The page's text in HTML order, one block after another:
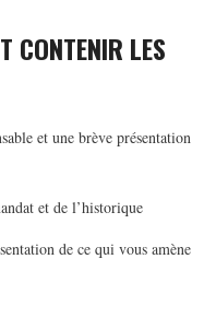
CONTENIR LES
et une brève présentation
et de l’historique
de ce qui vous amène